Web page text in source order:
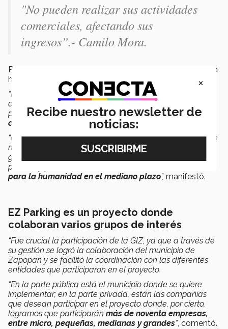
"No pueden realizar sus actividades
comerciales, afectando sus
ingresos”.- Camilo Mora.
Para el profesor, el reto y riesgo más grande que tiene la
humanidad hoy en día es elcambio climático.
“Hoy en día ha aumentado significativamente el número
de vehículos de transporte de mercancías en las calles,
particularmente por elcrecimiento vertiginoso del e-
commerce
y por las condiciones de la pandemia,”
“entonces, a mayor número de vehículos de transporte de
mercancías circulando, mayores son las emisiones de
gases de efecto invernadero, los cuales calientan el
planeta y pueden traer
para la humanidad en el mediano plazo”, manifestó.
EZ Parking es un proyecto donde
colaboran varios grupos de interés
“Fue crucial la participación de la GIZ, ya que a través de
su gestión se logró la colaboración del municipio de
Zapopan y se facilitó la coordinación con las diferentes
entidades que participaron en el proyecto.
“En la parte pública está el municipio donde se quiere
implementar; en la parte privada, están las compañías
que desean participar en el proyecto donde, por cierto,
logramos que participarán más de noventa empresas,
entre micro, pequeñas, medianas y grandes”, comentó.
×
Recibe nuestro newsletter de
noticias: